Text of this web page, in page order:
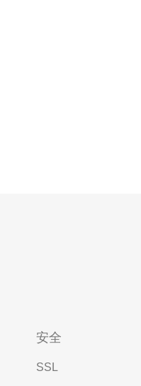
定且可预测，按流量计费
安全
SSL